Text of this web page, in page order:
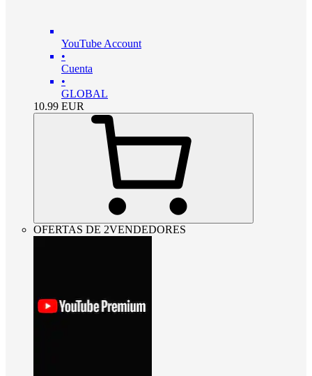
YouTube Account
•
Cuenta
•
GLOBAL
10.99 EUR
OFERTAS DE 2VENDEDORES